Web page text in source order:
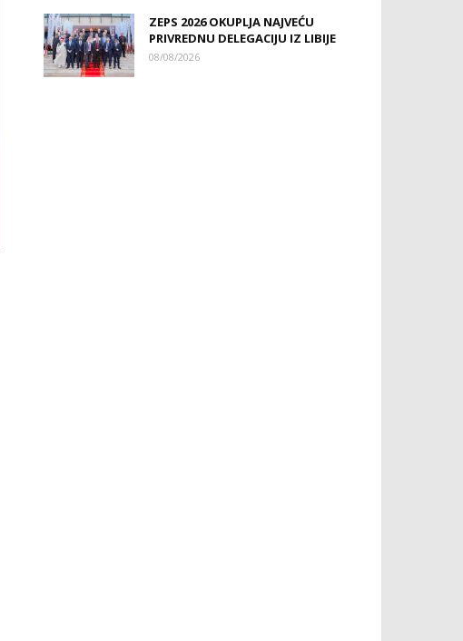
ZEPS 2026 OKUPLJA NAJVEĆU
PRIVREDNU DELEGACIJU IZ LIBIJE
08/08/2026